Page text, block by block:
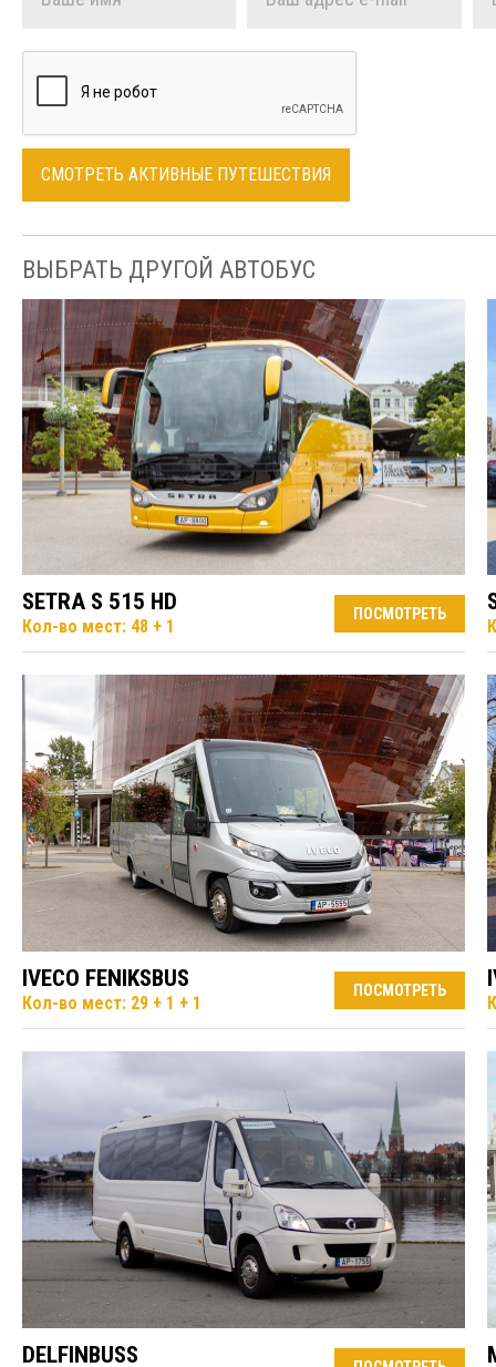
ВЫБРАТЬ ДРУГОЙ АВТОБУС
SETRA S 515 HD
Кол-во мест: 48 + 1
ПОСМОТРЕТЬ
IVECO FENIKSBUS
Кол-во мест: 29 + 1 + 1
ПОСМОТРЕТЬ
DELFINBUSS